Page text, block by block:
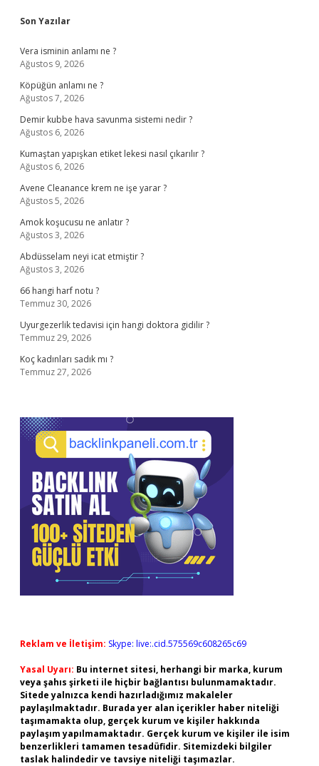
Sidebar
Son Yazılar
Vera isminin anlamı ne ?
Ağustos 9, 2026
Köpüğün anlamı ne ?
Ağustos 7, 2026
Demir kubbe hava savunma sistemi nedir ?
Ağustos 6, 2026
Kumaştan yapışkan etiket lekesi nasıl çıkarılır ?
Ağustos 6, 2026
Avene Cleanance krem ne işe yarar ?
Ağustos 5, 2026
Amok koşucusu ne anlatır ?
Ağustos 3, 2026
Abdüsselam neyi icat etmiştir ?
Ağustos 3, 2026
66 hangi harf notu ?
Temmuz 30, 2026
Uyurgezerlik tedavisi için hangi doktora gidilir ?
Temmuz 29, 2026
Koç kadınları sadık mı ?
Temmuz 27, 2026
Reklam ve İletişim: Skype: live:.cid.575569c608265c69
Yasal Uyarı: Bu internet sitesi, herhangi bir marka, kurum
veya şahıs şirketi ile hiçbir bağlantısı bulunmamaktadır.
Sitede yalnızca kendi hazırladığımız makaleler
paylaşılmaktadır. Burada yer alan içerikler haber niteliği
taşımamakta olup, gerçek kurum ve kişiler hakkında
paylaşım yapılmamaktadır. Gerçek kurum ve kişiler ile isim
benzerlikleri tamamen tesadüfidir. Sitemizdeki bilgiler
taslak halindedir ve tavsiye niteliği taşımazlar.